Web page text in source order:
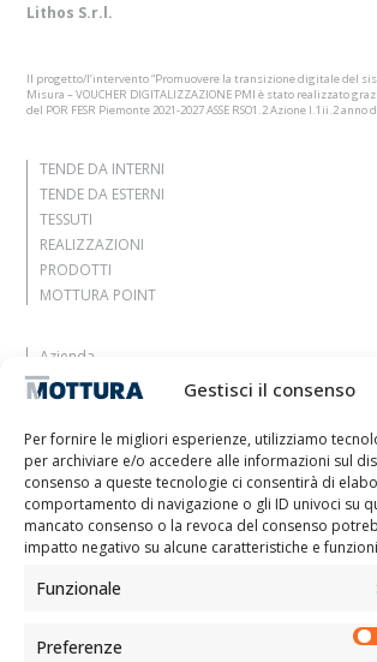
Gestisci il consenso
Per fornire le migliori esperienze, utilizziamo
per archiviare e/o accedere alle informazioni sul
consenso a queste tecnologie ci consentirà di
comportamento di navigazione o gli ID univoci su
mancato consenso o la revoca del consenso
impatto negativo su alcune caratteristiche e
Funzionale
Preferenze
Lithos S.r.l.
Il progetto/l’intervento “Promuovere la transizione digitale del
Misura – VOUCHER DIGITALIZZAZIONE PMI è stato realizzato
del POR FESR Piemonte 2021-2027 ASSE RSO1.2 Azione I.1ii.2 anno
TENDE DA INTERNI
TENDE DA ESTERNI
TESSUTI
REALIZZAZIONI
PRODOTTI
MOTTURA POINT
Azienda
Lasciati ispirare
Contatti
Lavora con noi
Area Riservata
Certificazioni
M2Net
Child Safety
Informativa Clienti
Informativa Candidati